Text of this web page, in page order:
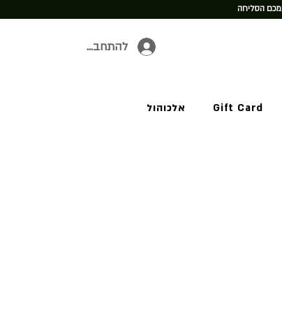
הסליחה
להתחברות
Gift Card אלכוהול